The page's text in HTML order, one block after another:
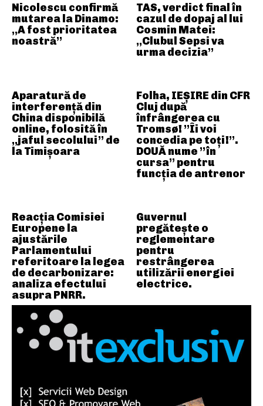
Nicolescu confirmă
mutarea la Dinamo:
„A fost prioritatea
noastră”
TAS, verdict final în
cazul de dopaj al lui
Cosmin Matei:
„Clubul Sepsi va
urma decizia”
Aparatură de
interferență din
China disponibilă
online, folosită în
„jaful secolului” de
la Timișoara
Folha, IEȘIRE din CFR
Cluj după
înfrângerea cu
Tromsø! ”Îi voi
concedia pe toți!”.
DOUĂ nume ”în
cursa” pentru
funcția de antrenor
Reacția Comisiei
Europene la
ajustările
Parlamentului
referitoare la legea
de decarbonizare:
analiza efectului
asupra PNRR.
Guvernul
pregătește o
reglementare
pentru
restrângerea
utilizării energiei
electrice.